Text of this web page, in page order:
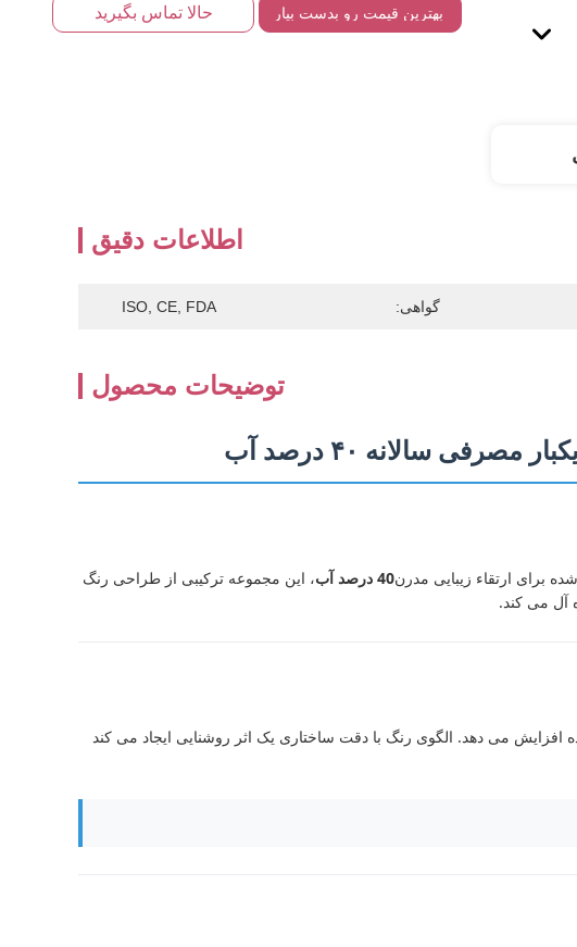
بهترین قیمت رو بدست بیار حالا تماس بگیرید
اطلاعات دقیق
گواهی: ISO, CE, FDA
توضیحات محصول
سالانه ۴۰ درصد آب
برای ارتقاء زیبایی مدرن40 درصد آب
، این مجموعه ترکیبی از طراحی رنگ
آل می کند.
افزایش می دهد. الگوی رنگ با دقت ساختاری یک اثر روشنایی ایجاد می کند